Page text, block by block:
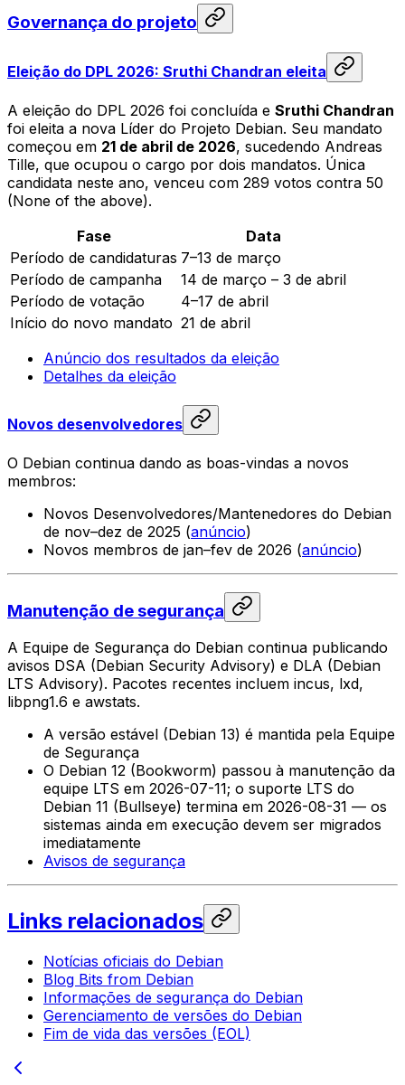
Governança do projeto
Eleição do DPL 2026: Sruthi Chandran eleita
A eleição do DPL 2026 foi concluída e Sruthi Chandran
foi eleita a nova Líder do Projeto Debian. Seu mandato
começou em 21 de abril de 2026, sucedendo Andreas
Tille, que ocupou o cargo por dois mandatos. Única
candidata neste ano, venceu com 289 votos contra 50
(None of the above).
Fase
Data
Período de candidaturas 7–13 de março
Período de campanha
14 de março – 3 de abril
Período de votação
4–17 de abril
Início do novo mandato 21 de abril
Anúncio dos resultados da eleição
Detalhes da eleição
Novos desenvolvedores
O Debian continua dando as boas-vindas a novos
membros:
Novos Desenvolvedores/Mantenedores do Debian
de nov–dez de 2025 (anúncio)
Novos membros de jan–fev de 2026 (anúncio)
Manutenção de segurança
A Equipe de Segurança do Debian continua publicando
avisos DSA (Debian Security Advisory) e DLA (Debian
LTS Advisory). Pacotes recentes incluem incus, lxd,
libpng1.6 e awstats.
A versão estável (Debian 13) é mantida pela Equipe
de Segurança
O Debian 12 (Bookworm) passou à manutenção da
equipe LTS em 2026-07-11; o suporte LTS do
Debian 11 (Bullseye) termina em 2026-08-31 — os
sistemas ainda em execução devem ser migrados
imediatamente
Avisos de segurança
Links relacionados
Notícias oficiais do Debian
Blog Bits from Debian
Informações de segurança do Debian
Gerenciamento de versões do Debian
Fim de vida das versões (EOL)